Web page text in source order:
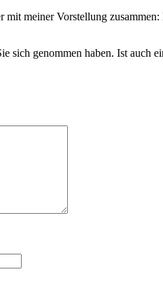
mit meiner Vorstellung
sich genommen haben. Ist auch